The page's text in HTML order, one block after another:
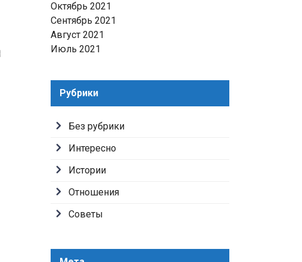
Октябрь 2021
Сентябрь 2021
Август 2021
Июль 2021
Рубрики
Без рубрики
Интересно
Истории
Отношения
Советы